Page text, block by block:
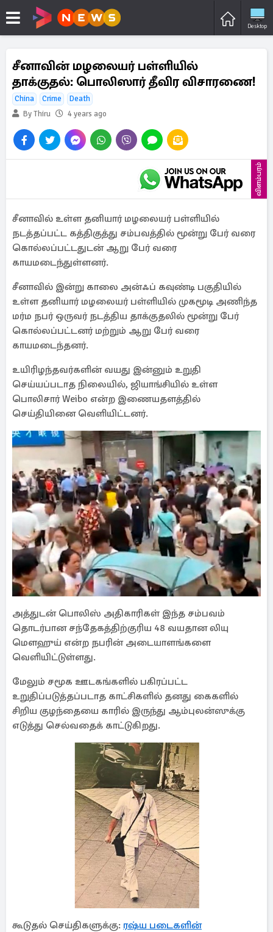
Desktop
சீனாவின் மழலையர் பள்ளியில்
தாக்குதல்: பொலிஸார் தீவிர விசாரணை!
China Crime
Death
By Thiru
4 years ago
விளம்பரம்
சீனாவில் உள்ள தனியார் மழலையர் பள்ளியில்
நடத்தப்பட்ட கத்திகுத்து சம்பவத்தில் மூன்று பேர் வரை
கொல்லப்பட்டதுடன் ஆறு பேர் வரை
காயமடைந்துள்ளனர்.
சீனாவில் இன்று காலை அன்ஃப் கவுண்டி பகுதியில்
உள்ள தனியார் மழலையர் பள்ளியில் முகமூடி அணிந்த
மர்ம நபர் ஒருவர் நடத்திய தாக்குதலில் மூன்று பேர்
கொல்லப்பட்டனர் மற்றும் ஆறு பேர் வரை
காயமடைந்தனர்.
உயிரிழந்தவர்களின் வயது இன்னும் உறுதி
செய்யப்படாத நிலையில், ஜியாங்சியில் உள்ள
பொலிசார் Weibo என்ற இணையதளத்தில்
செய்தியினை வெளியிட்டனர்.
அத்துடன் பொலிஸ் அதிகாரிகள் இந்த சம்பவம்
தொடர்பான சந்தேகத்திற்குரிய 48 வயதான லியு
மெளஹுய் என்ற நபரின் அடையாளங்களை
வெளியிட்டுள்ளது.
மேலும் சமூக ஊடகங்களில் பகிரப்பட்ட
உறுதிப்படுத்தப்படாத காட்சிகளில் தனது கைகளில்
சிறிய குழந்தையை காரில் இருந்து ஆம்புலன்ஸுக்கு
எடுத்து செல்வதைக் காட்டுகிறது.
கூடுதல் செய்திகளுக்கு: ரஷ்ய படைகளின்